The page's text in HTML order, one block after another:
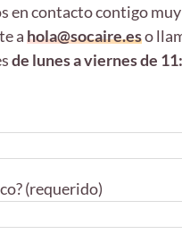
en contacto contigo
ahola@socaire.eso
de lunes a viernes de
(requerido)